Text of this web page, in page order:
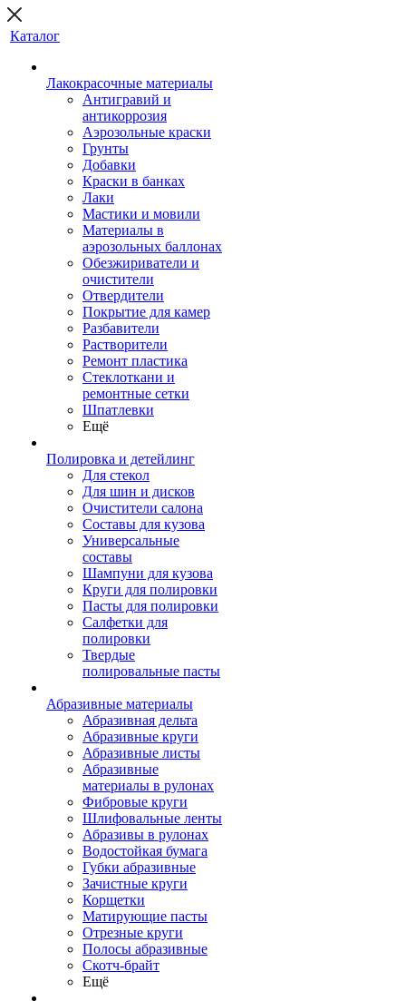
Каталог
Лакокрасочные материалы
Антигравий и
антикоррозия
Аэрозольные краски
Грунты
Добавки
Краски в банках
Лаки
Мастики и мовили
Материалы в
аэрозольных баллонах
Обезжириватели и
очистители
Отвердители
Покрытие для камер
Разбавители
Растворители
Ремонт пластика
Стеклоткани и
ремонтные сетки
Шпатлевки
Ещё
Полировка и детейлинг
Для стекол
Для шин и дисков
Очистители салона
Составы для кузова
Универсальные
составы
Шампуни для кузова
Круги для полировки
Пасты для полировки
Салфетки для
полировки
Твердые
полировальные пасты
Абразивные материалы
Абразивная дельта
Абразивные круги
Абразивные листы
Абразивные
материалы в рулонах
Фибровые круги
Шлифовальные ленты
Абразивы в рулонах
Водостойкая бумага
Губки абразивные
Зачистные круги
Корщетки
Матирующие пасты
Отрезные круги
Полосы абразивные
Скотч-брайт
Ещё